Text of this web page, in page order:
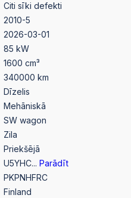
Citi sīki defekti
2010-5
2026-03-01
85 kW
1600 cm³
340000 km
Dīzelis
Mehāniskā
SW wagon
Zila
Priekšējā
U5YHC... Parādīt
PKPNHFRC
Finland